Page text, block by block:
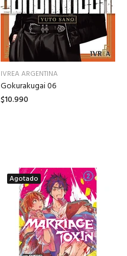
IVREA ARGENTINA
Gokurakugai 06
$10.990
Agotado